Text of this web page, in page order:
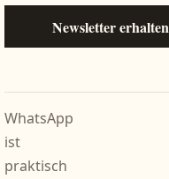
Newsletter erhalten
WhatsApp
ist
praktisch